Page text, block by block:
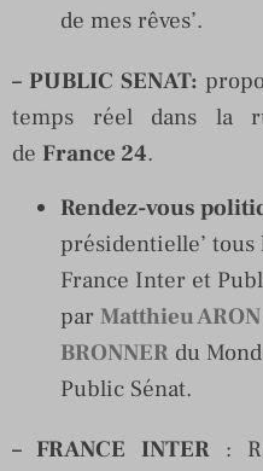
de mes rêves’.
– PUBLIC SENAT:
temps réel dans la
de France 24.
Rendez-vous
présidentielle’ tous
France Inter et
par Matthieu ARON
BRONNER du
Public Sénat.
– FRANCE INTER: